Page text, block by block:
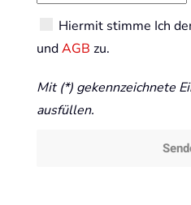
Hiermit stimme Ich
undAGB zu.
Mit (*) gekennzeichnete
ausfüllen.